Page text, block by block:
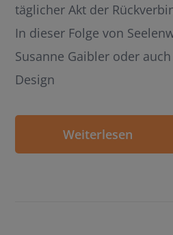
täglicher Akt der
In dieser Folge von
Susanne Gaibler oder
Design
Weiterlesen